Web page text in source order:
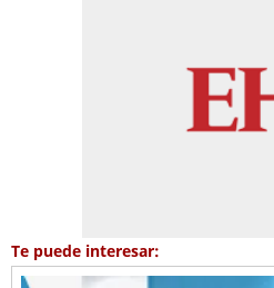
Te puede interesar: